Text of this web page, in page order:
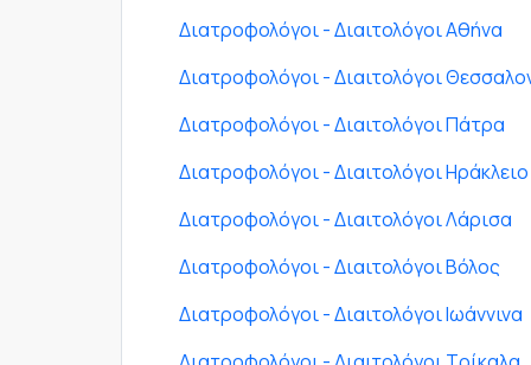
Διατροφολόγοι - Διαιτολόγοι Αθήνα
Διατροφολόγοι - Διαιτολόγοι
Διατροφολόγοι - Διαιτολόγοι Πάτρα
Διατροφολόγοι - Διαιτολόγοι Ηράκλειο
Διατροφολόγοι - Διαιτολόγοι Λάρισα
Διατροφολόγοι - Διαιτολόγοι Βόλος
Διατροφολόγοι - Διαιτολόγοι Ιωάννινα